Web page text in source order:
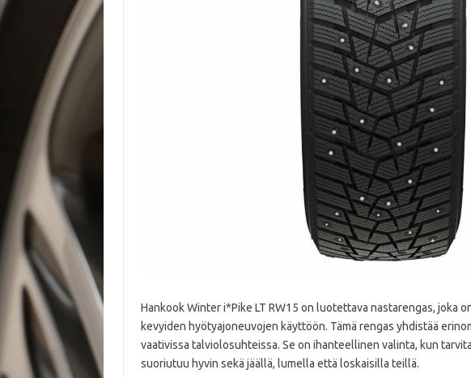
Hankook Winter i*Pike LT RW15 on luotettava nastarengas, joka
kevyiden hyötyajoneuvojen käyttöön. Tämä rengas yhdistää
vaativissa talviolosuhteissa. Se on ihanteellinen valinta, kun
suoriutuu hyvin sekä jäällä, lumella että loskaisilla teillä.